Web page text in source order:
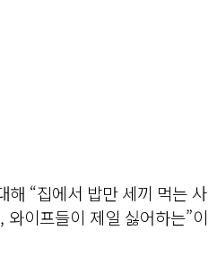
해 “집에서 밥만 세끼 먹는 사
이프들이 제일 싫어하는”이